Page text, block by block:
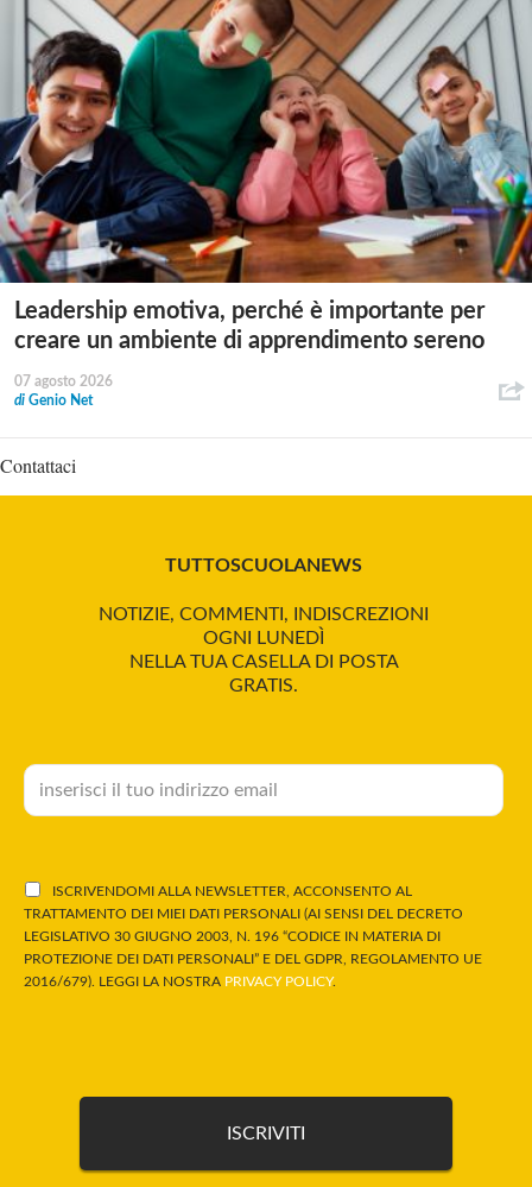
Leadership emotiva, perché è importante per
creare un ambiente di apprendimento sereno
07 agosto 2026
di Genio Net
Contattaci
TUTTOSCUOLANEWS
NOTIZIE, COMMENTI, INDISCREZIONI
OGNI LUNEDÌ
NELLA TUA CASELLA DI POSTA
GRATIS.
ISCRIVENDOMI ALLA NEWSLETTER, ACCONSENTO AL
TRATTAMENTO DEI MIEI DATI PERSONALI (AI SENSI DEL DECRETO
LEGISLATIVO 30 GIUGNO 2003, N. 196 “CODICE IN MATERIA DI
PROTEZIONE DEI DATI PERSONALI” E DEL GDPR, REGOLAMENTO UE
2016/679). LEGGI LA NOSTRA PRIVACY POLICY.